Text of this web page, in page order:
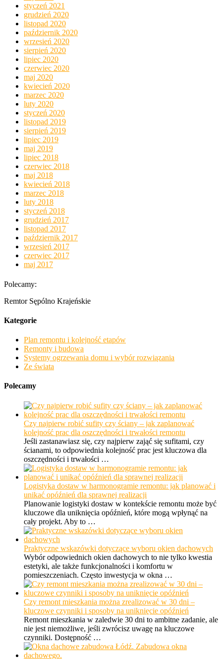
styczeń 2021
grudzień 2020
listopad 2020
październik 2020
wrzesień 2020
sierpień 2020
lipiec 2020
czerwiec 2020
maj 2020
kwiecień 2020
marzec 2020
luty 2020
styczeń 2020
listopad 2019
sierpień 2019
lipiec 2019
maj 2019
lipiec 2018
czerwiec 2018
maj 2018
kwiecień 2018
marzec 2018
luty 2018
styczeń 2018
grudzień 2017
listopad 2017
październik 2017
wrzesień 2017
czerwiec 2017
maj 2017
Polecamy:
Remtor Sępólno Krajeńskie
Kategorie
Plan remontu i kolejność etapów
Remonty i budowa
Systemy ogrzewania domu i wybór rozwiązania
Ze świata
Polecamy
Czy najpierw robić sufity czy ściany – jak zaplanować
kolejność prac dla oszczędności i trwałości remontu
Jeśli zastanawiasz się, czy najpierw zająć się sufitami, czy
ścianami, to odpowiednia kolejność prac jest kluczowa dla
oszczędności i trwałości …
Logistyka dostaw w harmonogramie remontu: jak planować i
unikać opóźnień dla sprawnej realizacji
Planowanie logistyki dostaw w kontekście remontu może być
kluczowe dla uniknięcia opóźnień, które mogą wpłynąć na
cały projekt. Aby to …
Praktyczne wskazówki dotyczące wyboru okien dachowych
Wybór odpowiednich okien dachowych to nie tylko kwestia
estetyki, ale także funkcjonalności i komfortu w
pomieszczeniach. Często inwestycja w okna …
Czy remont mieszkania można zrealizować w 30 dni –
kluczowe czynniki i sposoby na uniknięcie opóźnień
Remont mieszkania w zaledwie 30 dni to ambitne zadanie, ale
nie jest niemożliwe, jeśli zwrócisz uwagę na kluczowe
czynniki. Dostępność …